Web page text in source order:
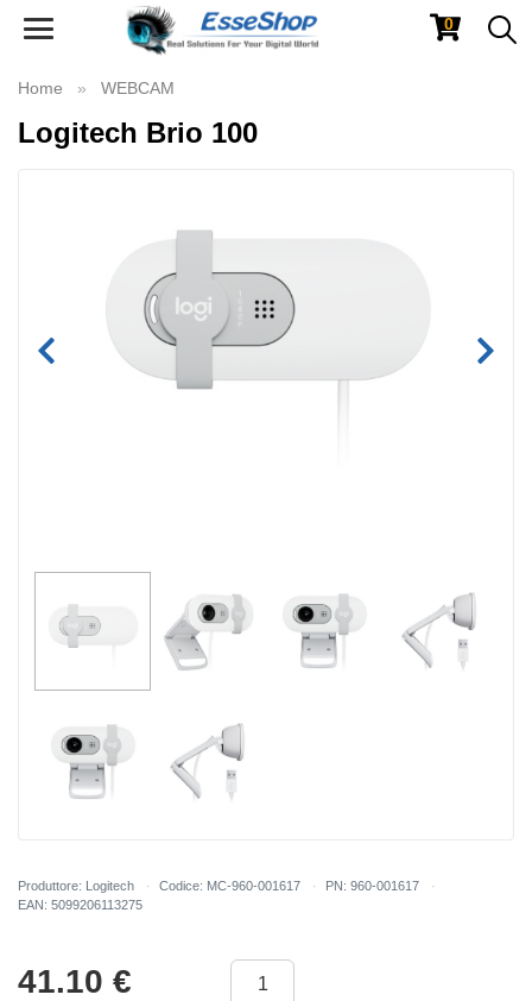
Toggle
0
Home WEBCAM
Logitech Brio 100
Produttore: Logitech Codice: MC-960-001617
PN: 960-001617
EAN: 5099206113275
41.10 €